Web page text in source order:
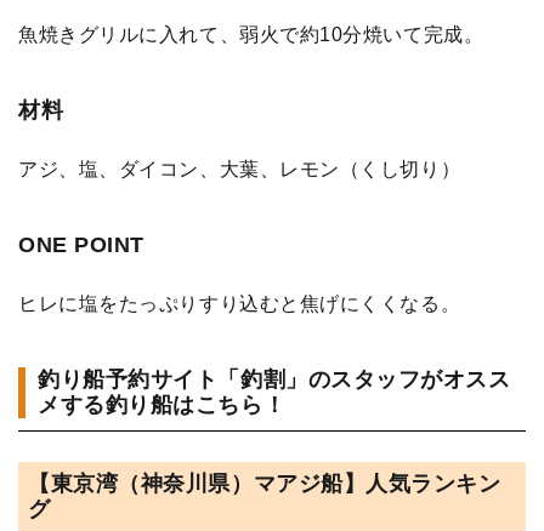
魚焼きグリルに入れて、弱火で約10分焼いて完成。
材料
アジ、塩、ダイコン、大葉、レモン（くし切り）
ONE POINT
ヒレに塩をたっぷりすり込むと焦げにくくなる。
釣り船予約サイト「釣割」のスタッフがオスス
メする釣り船はこちら！
【東京湾（神奈川県）マアジ船】人気ランキン
グ